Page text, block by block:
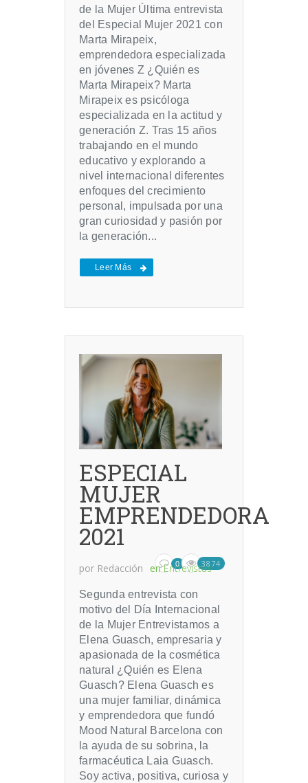
de la Mujer Última entrevista
del Especial Mujer 2021 con
Marta Mirapeix,
emprendedora especializada
en jóvenes Z ¿Quién es
Marta Mirapeix? Marta
Mirapeix es psicóloga
especializada en la actitud y
generación Z. Tras 15 años
trabajando en el mundo
educativo y explorando a
nivel internacional diferentes
enfoques del crecimiento
personal, impulsada por una
gran curiosidad y pasión por
la generación...
Leer Más
ESPECIAL
MUJER
EMPRENDEDORA
2021
por Redacción en Entrevistas
0 3874
Segunda entrevista con
motivo del Día Internacional
de la Mujer Entrevistamos a
Elena Guasch, empresaria y
apasionada de la cosmética
natural ¿Quién es Elena
Guasch? Elena Guasch es
una mujer familiar, dinámica
y emprendedora que fundó
Mood Natural Barcelona con
la ayuda de su sobrina, la
farmacéutica Laia Guasch.
Soy activa, positiva, curiosa y